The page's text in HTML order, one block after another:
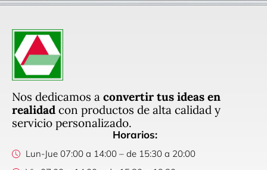
Nos dedicamos a convertir tus ideas en
realidad con productos de alta calidad y
servicio personalizado.
Horarios:
Lun-Jue 07:00 a 14:00 – de 15:30 a 20:00